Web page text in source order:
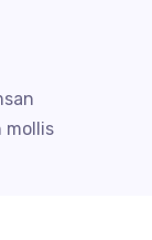
mollis